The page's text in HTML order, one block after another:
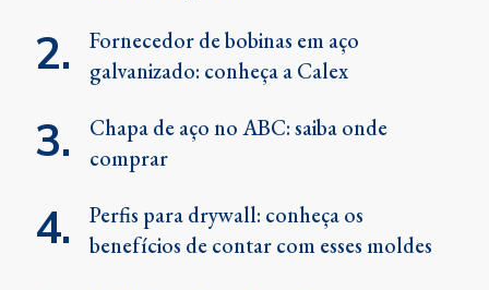
Fornecedor de bobinas em aço
galvanizado: conheça a Calex
Chapa de aço no ABC: saiba onde
comprar
Perfis para drywall: conheça os
benefícios de contar com esses moldes